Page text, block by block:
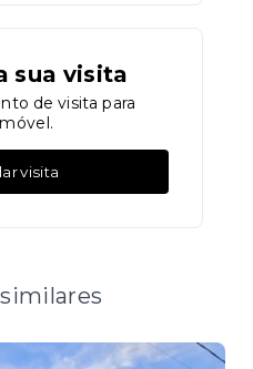
sua visita
de visita para
visita